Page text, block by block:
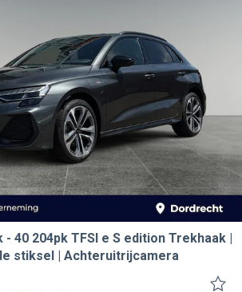
40 204pk TFSI e S edition Trekhaak |
stiksel | Achteruitrijcamera